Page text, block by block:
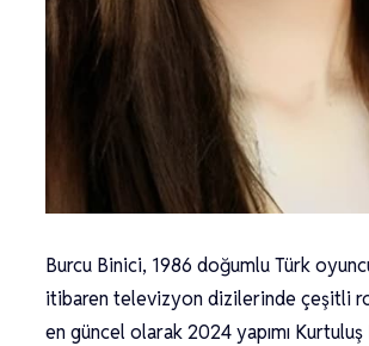
Burcu Binici, 1986 doğumlu Türk
itibaren televizyon dizilerinde çeşitli
en güncel olarak 2024 yapımı Kurtuluş